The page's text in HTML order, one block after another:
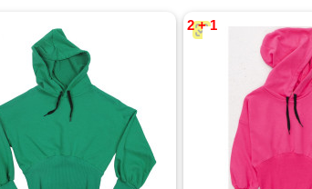
2 + 1